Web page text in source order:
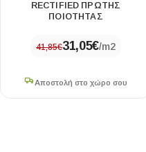
RECTIFIED ΠΡΩΤΗΣ
ΠΟΙΟΤΗΤΑΣ
41,85€31,05€/m2
Αποστολή στο χώρο σου